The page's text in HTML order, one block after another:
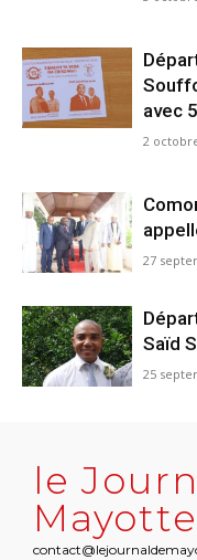
avec
2
27
Saïd
25
le
Mayotte